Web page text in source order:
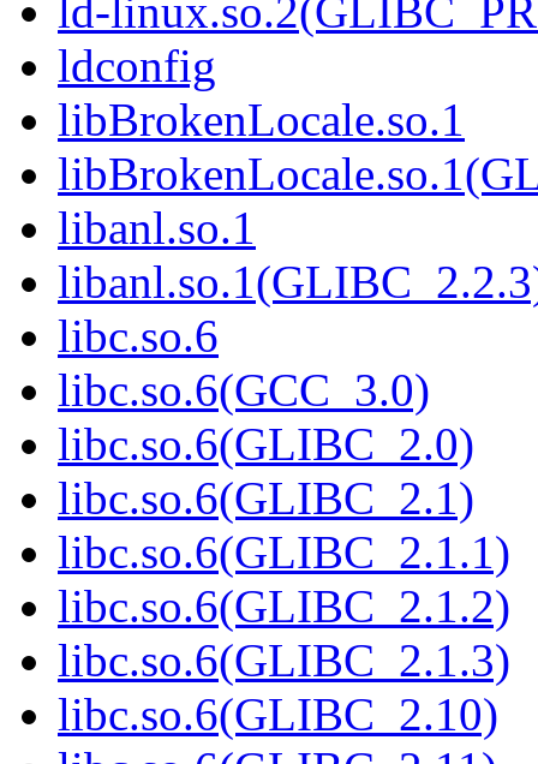
ld-
ldconfig
libBrokenLocale.so.1
libanl.so.1
libc.so.6
libc.so.6(GCC_3.0)
libc.so.6(GLIBC_2.0)
libc.so.6(GLIBC_2.1)
libc.so.6(GLIBC_2.1.1)
libc.so.6(GLIBC_2.1.2)
libc.so.6(GLIBC_2.1.3)
libc.so.6(GLIBC_2.10)